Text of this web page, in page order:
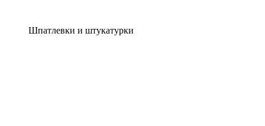
Шпатлевки и штукатурки